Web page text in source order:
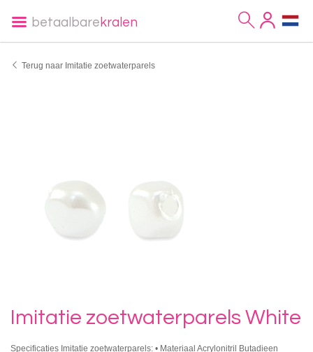
betaalbare kralen
Terug naar Imitatie zoetwaterparels
Imitatie zoetwaterparels White
Specificaties Imitatie zoetwaterparels: • Materiaal Acrylonitril Butadieen